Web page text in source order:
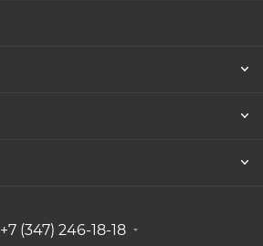
+7 (347) 246-18-18